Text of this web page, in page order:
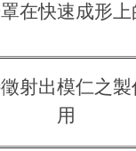
在快速成形上
射出模仁之製
用